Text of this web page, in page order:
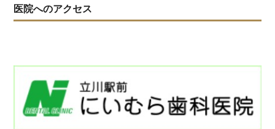
医院へのアクセス